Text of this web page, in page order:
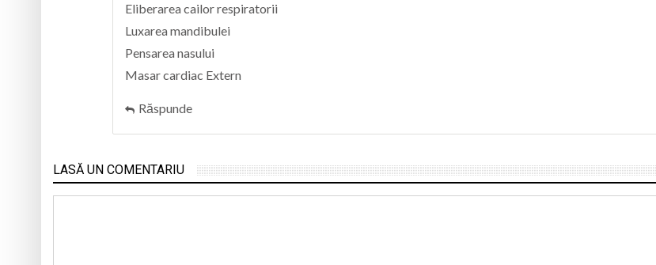
Eliberarea cailor respiratorii
Luxarea mandibulei
Pensarea nasului
Masar cardiac Extern
Răspunde
LASĂ UN COMENTARIU